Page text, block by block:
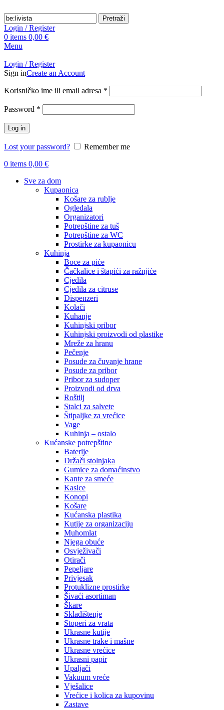
Pretraži
Login / Register
0 items 0,00 €
Menu
Login / Register
Sign inCreate an Account
Korisničko ime ili email adresa *
Password *
Log in
Lost your password?
Remember me
0 items 0,00 €
Sve za dom
Kupaonica
Košare za rublje
Ogledala
Organizatori
Potrepštine za tuš
Potrepštine za WC
Prostirke za kupaonicu
Kuhinja
Boce za piće
Čačkalice i štapići za ražnjiće
Cjedila
Cjedila za citruse
Dispenzeri
Kolači
Kuhanje
Kuhinjski pribor
Kuhinjski proizvodi od plastike
Mreže za hranu
Pečenje
Posude za čuvanje hrane
Posude za pribor
Pribor za sudoper
Proizvodi od drva
Roštilj
Stalci za salvete
Štipaljke za vrećice
Vage
Kuhinja – ostalo
Kućanske potrepštine
Baterije
Držači stolnjaka
Gumice za domaćinstvo
Kante za smeće
Kasice
Konopi
Košare
Kućanska plastika
Kutije za organizaciju
Muhomlat
Njega obuće
Osvježivači
Otirači
Pepeljare
Privjesak
Protuklizne prostirke
Šivaći asortiman
Škare
Skladištenje
Stoperi za vrata
Ukrasne kutije
Ukrasne trake i mašne
Ukrasne vrećice
Ukrasni papir
Upaljači
Vakuum vreće
Vješalice
Vrećice i kolica za kupovinu
Zastave